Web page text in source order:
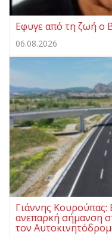
Eφυγε από τη ζωή ο
06.08.2026
Γιάννης Κουρούπας:
ανεπαρκή σήμανση
τον